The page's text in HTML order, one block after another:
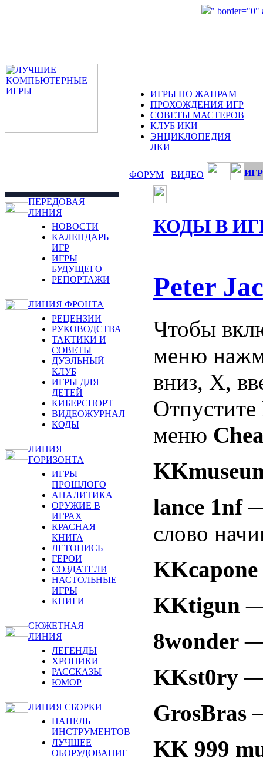
" border="0"
ИГРЫ ПО ЖАНРАМ
ПРОХОЖДЕНИЯ ИГР
СОВЕТЫ МАСТЕРОВ
КЛУБ ИКИ
ЭНЦИКЛОПЕДИЯ
ЛКИ
ФОРУМ ВИДЕО
ПЕРЕДОВАЯ
ЛИНИЯ
НОВОСТИ
КАЛЕНДАРЬ
ИГР
ИГРЫ
БУДУЩЕГО
РЕПОРТАЖИ
ЛИНИЯ ФРОНТА
РЕЦЕНЗИИ
РУКОВОДСТВА
ТАКТИКИ И
СОВЕТЫ
ДУЭЛЬНЫЙ
КЛУБ
ИГРЫ ДЛЯ
ДЕТЕЙ
КИБЕРСПОРТ
ВИДЕОЖУРНАЛ
КОДЫ
ЛИНИЯ
ГОРИЗОНТА
ИГРЫ
ПРОШЛОГО
АНАЛИТИКА
ОРУЖИЕ В
ИГРАХ
КРАСНАЯ
КНИГА
ЛЕТОПИСЬ
ГЕРОИ
СОЗДАТЕЛИ
НАСТОЛЬНЫЕ
ИГРЫ
КНИГИ
СЮЖЕТНАЯ
ЛИНИЯ
ЛЕГЕНДЫ
ХРОНИКИ
РАССКАЗЫ
ЮМОР
ЛИНИЯ СБОРКИ
ПАНЕЛЬ
ИНСТРУМЕНТОВ
ЛУЧШЕЕ
ОБОРУДОВАНИЕ
КОДЫ В
Peter
Чтобы
меню
вниз, X,
меню
lance 1nf—
слово
KKcapone
KKtigun —
8wonder —
KKst0ry —
GrosBras
KK 999